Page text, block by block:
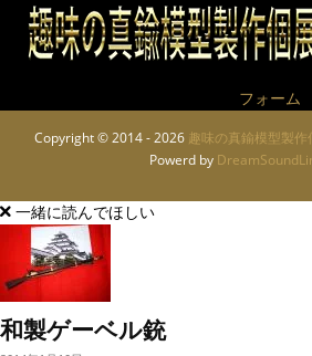
フォーム
Copyright © 2014 - 2026 趣味の真鍮模型製作
Powerd by
一緒に読んでほしい
和製ゲーベル銃